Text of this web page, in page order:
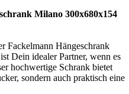
Milano 300x680x154
Fackelmann Hängeschrank
Dein idealer Partner, wenn es
hochwertige Schrank bietet
sondern auch praktisch eine